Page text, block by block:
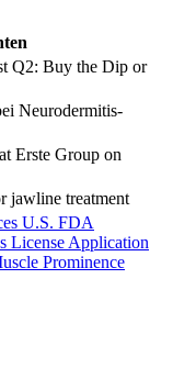
Q2: Buy the Dip or
Neurodermitis-
Erste Group on
jawline treatment
U.S. FDA
License Application
Prominence